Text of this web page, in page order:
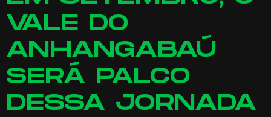
VALE DO
ANHANGABAÚ
SERÁ PALCO
DESSA JORNADA